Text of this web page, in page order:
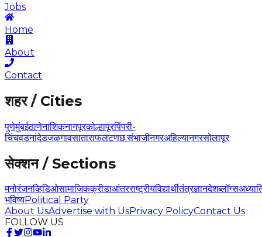
Jobs
Home
About
Contact
शहर / Cities
पुणेमुंबईठाणेनाशिकनागपूरकोल्हापूरपिंपरी-
चिंचवडनांदेडजळगावसाताराफलटणछ.संभाजीनगरअहिल्यानगरसोलापूर
सेक्शन / Sections
मनोरंजनव्हिडिओसामाजिकक्रीडाआंतरराष्ट्रीयविद्यार्थीतंत्रज्ञानदेशब्लॉग्स
भविष्यPolitical Party
About UsAdvertise with UsPrivacy PolicyContact Us
FOLLOW US